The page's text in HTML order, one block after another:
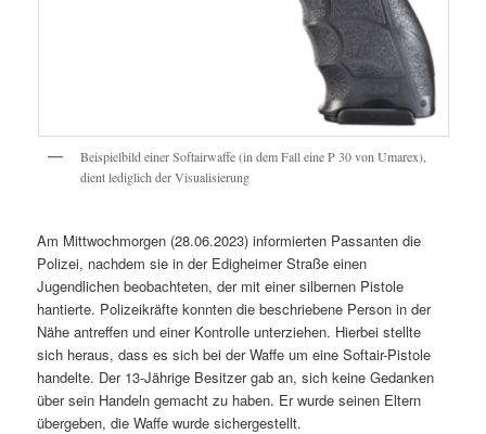
Beispielbild einer Softairwaffe (in dem Fall eine P 30 von Umarex),
dient lediglich der Visualisierung
Am Mittwochmorgen (28.06.2023) informierten Passanten die
Polizei, nachdem sie in der Edigheimer Straße einen
Jugendlichen beobachteten, der mit einer silbernen Pistole
hantierte. Polizeikräfte konnten die beschriebene Person in der
Nähe antreffen und einer Kontrolle unterziehen. Hierbei stellte
sich heraus, dass es sich bei der Waffe um eine Softair-Pistole
handelte. Der 13-Jährige Besitzer gab an, sich keine Gedanken
über sein Handeln gemacht zu haben. Er wurde seinen Eltern
übergeben, die Waffe wurde sichergestellt.